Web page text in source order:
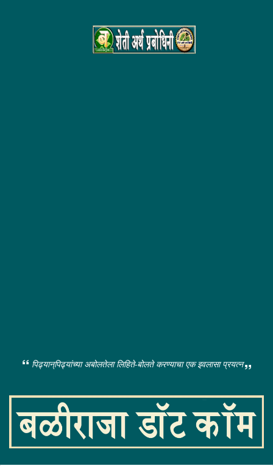
पिढ्यान्‌पिढ्यांच्या अबोलतेला लिहिते-बोलते करण्याचा एक इवलासा प्रयत्न